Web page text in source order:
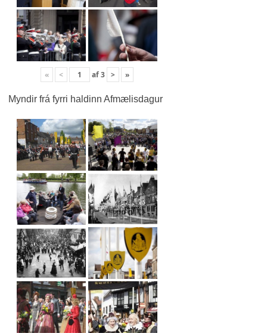
« < af3 > »
Myndir frá fyrri haldinn Afmælisdagur